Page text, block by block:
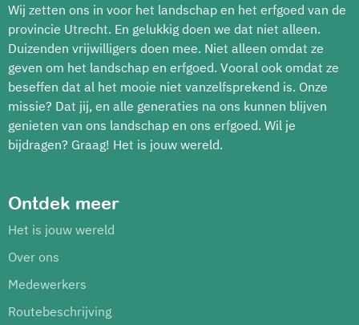
Wij zetten ons in voor het landschap en het erfgoed van de
provincie Utrecht. En gelukkig doen we dat niet alleen.
Duizenden vrijwilligers doen mee. Niet alleen omdat ze
geven om het landschap en erfgoed. Vooral ook omdat ze
beseffen dat al het mooie niet vanzelfsprekend is. Onze
missie? Dat jij, en alle generaties na ons kunnen blijven
genieten van ons landschap en ons erfgoed. Wil je
bijdragen? Graag! Het is jouw wereld.
Ontdek meer
Het is jouw wereld
Over ons
Medewerkers
Routebeschrijving